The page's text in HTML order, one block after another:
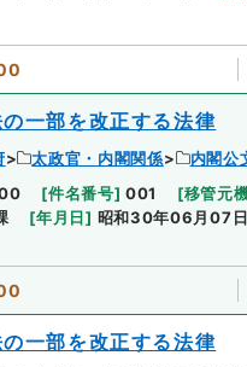
一部を改正する法律
太政官・内閣関係 内閣公
[件名番号] 001 [移管元
[年月日] 昭和30年06月07日
一部を改正する法律